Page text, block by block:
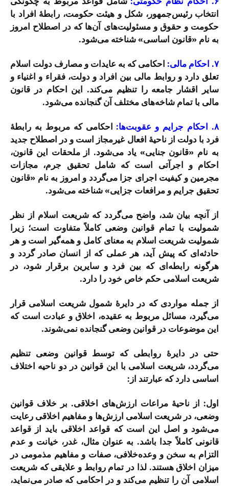
انتخاب رئیس‌جمهور، شکل و هیئت حکومت، رابطۀ افراد با
حکومت و حقوق و مسئولیت‌های آن‌ها که در اصطلاح امروز
به نام «قانون اساسی» شناخته می‌شود.
۷. احکام مالی:
احکامی که به عایدات و مصارف دولت اسلام
تعلق دارد و روابط مالی بین افراد و دولت، فقراء و اغنیاء و
سایر اقشار جامعه را تنظیم می‌کند. این احکام در قانون
مالی با تمام شاخه‌های مختلف آن گنجانده می‌شود.
۸. احکام جرایم و عقوبت‌ها:
احکامی که مربوط به رابطۀ
فرد با دولت از ناحیۀ افعال غیرمجاز است و در اصطلاح جدید
به نام «قانون جنایی» یاد می‌شود. از ملحقات این قانون،
احکام و اجرآتی است که شامل تحقیق جرم، مجازات
مجرمین و کیفیت اجرای جزا می‌گردد و امروز به نام «قانون
تحقیق جرایم و مرافعات جزایی» شناخته می‌شود.
از آنچه بیان شد، واضح می‌گردد که شریعت اسلام از نظر
شمولیت با تمام قوانین وضعی کاملاً متفاوت است؛ زیرا
شمولیت شریعت اسلام به معنای کامل و همه‌گیر است و هر
حادثه‌ای که پیش آید، هر عملی که از انسان صادر گردد و
هرگونه رابطه‌ای که بین فرد و سایرین برقرار شود، در
شریعت اسلامی حکم خاص خود را دارد.
از جمله مواردی که در دایرۀ شمول شریعت اسلامی قرار
می‌گیرد، مسائل مربوط به عقیده، اخلاق و عبادت است که
این موضوعات در قوانین وضعی گنجانده نمی‌شوند.
حتی در دایرۀ روابطی که توسط قوانین وضعی تنظیم
می‌گردد، شریعت اسلامی با این قوانین در دو ناحیه اختلاف
اساسی دارد که عبارتند از:
اول: از ناحیۀ مراعات ارزش‌های اخلاقی. بر خلاف قوانین
وضعی، در شریعت اسلامی ارزش‌ها و مفاهیم اخلاقی رعایت
می‌شود و اصل این است که قواعد اخلاقی باید از قواعد
قانونی کاملاً جدا باشد. به عنوان مثال، غدر، خیانت و عدم
التزام به سخن و وعده‌خلافی، صفات و مفاهیم مذمومی در
میزان اخلاق هستند. لذا در تمام روابط و علایقی که شریعت
اسلامی آن را تنظیم می‌کند و در احکامی که صادر می‌نماید،